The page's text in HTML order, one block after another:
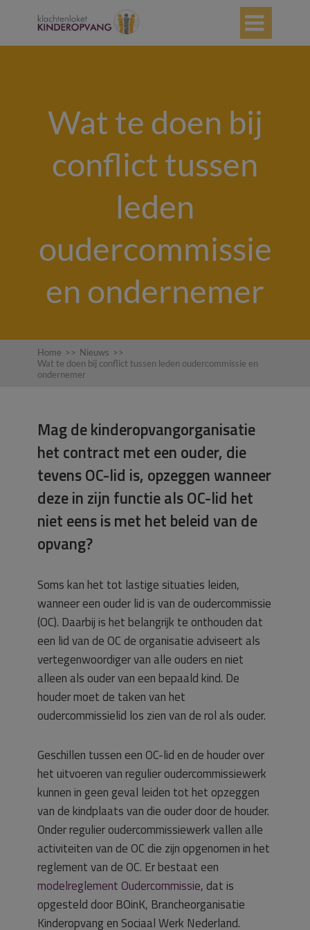

Wat te doen bij
conflict tussen
leden
oudercommissie
en ondernemer
Home >> Nieuws >>
Wat te doen bij conflict tussen leden oudercommissie en
ondernemer
Mag de kinderopvangorganisatie
het contract met een ouder, die
tevens OC-lid is, opzeggen wanneer
deze in zijn functie als OC-lid het
niet eens is met het beleid van de
opvang?
Soms kan het tot lastige situaties leiden,
wanneer een ouder lid is van de oudercommissie
(OC). Daarbij is het belangrijk te onthouden dat
een lid van de OC de organisatie adviseert als
vertegenwoordiger van alle ouders en niet
alleen als ouder van een bepaald kind. De
houder moet de taken van het
oudercommissielid los zien van de rol als ouder.
Geschillen tussen een OC-lid en de houder over
het uitvoeren van regulier oudercommissiewerk
kunnen in geen geval leiden tot het opzeggen
van de kindplaats van die ouder door de houder.
Onder regulier oudercommissiewerk vallen alle
activiteiten van de OC die zijn opgenomen in het
reglement van de OC. Er bestaat een
modelreglement Oudercommissie, dat is
opgesteld door BOinK, Brancheorganisatie
Kinderopvang en Sociaal Werk Nederland.